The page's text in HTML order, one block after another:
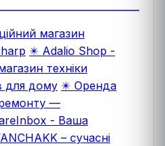
магазин
✴️ Adalio Shop -
техніки
для дому ✴️ Оренда
—
- Ваша
– сучасні